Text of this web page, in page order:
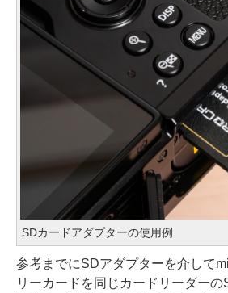
SDカードアダプターの使用例
参考までにSDアダプターを介して
リーカードを同じカードリーダー